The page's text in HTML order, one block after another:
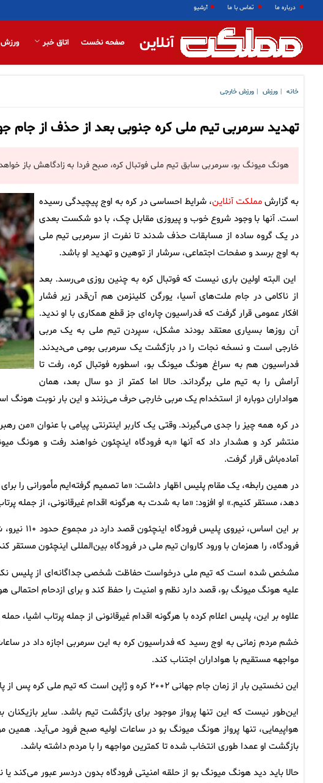
درباره ما تماس با ما آرشیو
آنلاین صفحه نخست اتاق خبر ورزش
خانه ورزش ورزش خارجی
تهدید سرمربی تیم ملی کره جنوبی بعد از حذف از جام
هونگ میونگ بو، سرمربی سابق تیم ملی فوتبال کره، صبح فردا به زادگاهش باز
به گزارشمملکت آنلاین، شرایط احساسی در کره به اوج پیچیدگی رسیده
است. آنها با وجود شروع خوب و پیروزی مقابل چک، با دو شکست بعدی
در یک گروه ساده از مسابقات حذف شدند تا نفرت از سرمربی تیم ملی
به اوج برسد و صفحات اجتماعی، سرشار از توهین و تهدید او باشد.
این البته اولین باری نیست که فوتبال کره به چنین روزی می‌رسد. بعد
از ناکامی در جام ملت‌های آسیا، یورگن کلینزمن هم آن‌قدر زیر فشار
افکار عمومی قرار گرفت که فدراسیون چاره‌ای جز قطع همکاری با او ندید.
آن روزها بسیاری معتقد بودند مشکل، سپردن تیم ملی به یک مربی
خارجی است و نسخه نجات را در بازگشت یک سرمربی بومی می‌دیدند.
فدراسیون هم به سراغ هونگ میونگ بو، اسطوره فوتبال کره، رفت تا
آرامش را به تیم ملی برگرداند. حالا اما کمتر از دو سال بعد، همان
هواداران دوباره از استخدام یک مربی خارجی حرف می‌زنند و این بار نوبت هونگ
در کره همه چیز را جدی می‌گیرند. وقتی یک کاربر اینترنتی پیامی با عنوان
منتشر کرد و هشدار داد که آنها «به فرودگاه اینچئون خواهند رفت و هونگ
آماده‌باش قرار گرفت.
در همین رابطه، یک مقام پلیس اظهار داشت: «ما تصمیم گرفته‌ایم مأمورانی را
دهد، مستقر کنیم.» او افزود: «ما به شدت به هرگونه اقدام غیرقانونی، از جمله
بر این
فرودگاه، را همزمان با ورود کاروان تیم ملی در فرودگاه بین‌المللی اینچئون مستقر
مشخص شده است که تیم ملی درخواست حفاظت شخصی جداگانه‌ای از پلیس نکرده
علیه هونگ میونگ بو، قصد دارد نظم و امنیت را حفظ کند و برای ازدحام احتمالی
علاوه بر این، پلیس اعلام کرده با هرگونه اقدام غیرقانونی از جمله پرتاب اشیا،
خشم مردم زمانی به اوج رسید که فدراسیون کره به این سرمربی اجازه داد در
مواجهه مستقیم با هواداران اجتناب کند.
این نخستین بار از زمان جام جهانی ۲۰۰۲ کره و ژاپن است که تیم ملی کره پس از پایان مسابقات، مراسم رسمی استقبال و بازگشت برگزار نمی‌کند.
این‌طور نیست که این تنها پرواز موجود برای بازگشت تیم باشد. سایر
هواپیمایی، تنها پرواز هونگ میونگ بو در ساعات اولیه صبح فرود می‌آید.
بازگشت او عمدا طوری انتخاب شده تا کمترین مواجهه را با مردم داشته باشد.
حالا باید دید هونگ میونگ بو از حلقه امنیتی فرودگاه بدون دردسر عبور می‌کند